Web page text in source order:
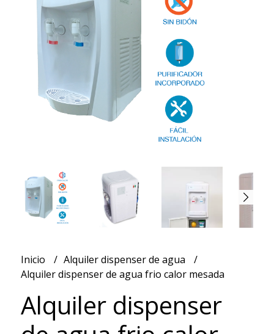
Inicio
Alquiler dispenser de agua
Alquiler dispenser de agua frio calor mesada
Alquiler dispenser